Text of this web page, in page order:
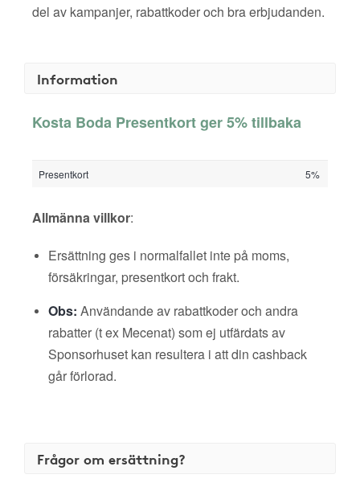
del av kampanjer, rabattkoder och bra erbjudanden.
Information
Kosta Boda Presentkort ger 5% tillbaka
Presentkort 5%
Allmänna villkor:
Ersättning ges i normalfallet inte på moms,
försäkringar, presentkort och frakt.
Obs: Användande av rabattkoder och andra
rabatter (t ex Mecenat) som ej utfärdats av
Sponsorhuset kan resultera i att din cashback
går förlorad.
Frågor om ersättning?